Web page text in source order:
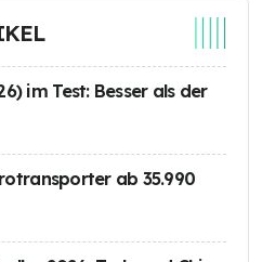
im Test: Besser als der
ab 35.990